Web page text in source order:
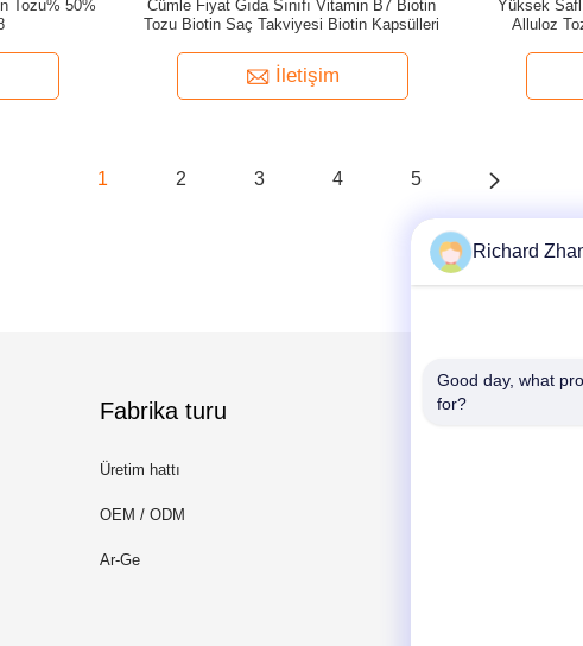
Tozu% 50%
Cümle Fiyat Gıda Sınıfı Vitamin B7 Biotin
Tozu Biotin Saç Takviyesi Biotin Kapsülleri
İletişim
Yüksek
Alluloz
1 2 3 4 5
Fabrika turu
Üretim hattı
OEM / ODM
Ar-Ge
Mail Gönder
Richard
Good day, what
for?